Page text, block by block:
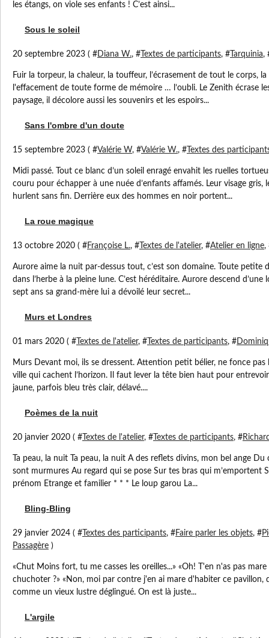
les étangs, on viole ses enfants ! C’est ainsi...
Sous le soleil
20 septembre 2023 ( #Diana W., # Textes de participants, # Tarquinia,
Fuir la torpeur, la chaleur, la touffeur, l’écrasement de tout le corps,
l'effacement de toute forme de mémoire … l’oubli. Le Zenith écrase
paysage, il décolore aussi les souvenirs et les espoirs...
Sans l'ombre d'un doute
15 septembre 2023 ( #Valérie W, #Valérie W., # Textes des
Midi passé. Tout ce blanc d’un soleil enragé envahit les ruelles
couru pour échapper à une nuée d’enfants affamés. Leur visage gris,
hurlent sans fin. Derrière eux des hommes en noir portent...
La roue magique
13 octobre 2020 ( #Françoise L., # Textes de l'atelier, #Atelier en ligne,
Aurore aime la nuit par-dessus tout, c’est son domaine. Toute petite
dans l’herbe à la pleine lune. C’est héréditaire. Aurore descend d’une
sept ans sa grand-mère lui a dévoilé leur secret...
Murs et Londres
01 mars 2020 ( # Textes de l'atelier, # Textes de participants, #
Murs Devant moi, ils se dressent. Attention petit bélier, ne fonce pas
ville qui cachent l’horizon. Il faut lever la tête bien haut pour
jaune, parfois bleu très clair, délavé....
Poèmes de la nuit
20 janvier 2020 ( # Textes de l'atelier, # Textes de participants, #
Ta peau, la nuit Ta peau, la nuit A des reflets divins, mon bel ange Du
sont murmures Au regard qui se pose Sur tes bras qui m’emportent
prénom Etrange et familier * * * Le loup garou La...
Bling-Bling
29 janvier 2024 ( # Textes des participants, #Faire parler les objets, #
Passagère )
«Chut Moins fort, tu me casses les oreilles...» «Oh! T'en n'as pas
chuchoter ?» «Non, moi par contre j'en ai mare d'habiter ce pavillon,
comme un vieux lustre déglingué. On est là juste...
L'argile